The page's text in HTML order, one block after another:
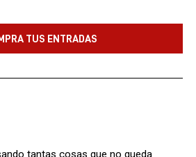
TUS ENTRADAS
tantas cosas que no queda